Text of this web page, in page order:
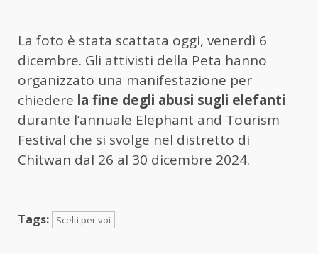
La foto è stata scattata oggi, venerdì 6
dicembre. Gli attivisti della Peta hanno
organizzato una manifestazione per
chiedere la fine degli abusi sugli elefanti
durante l’annuale Elephant and Tourism
Festival che si svolge nel distretto di
Chitwan dal 26 al 30 dicembre 2024.
Tags: Scelti per voi